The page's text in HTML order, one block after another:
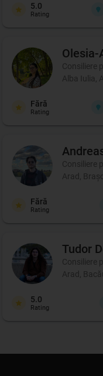
5.0
Rating
Olesia-
Consiliere
Alba Iulia,
Fără
Rating
Consiliere
Arad,
Fără
Rating
Tudor
Consiliere
Arad,
5.0
Rating